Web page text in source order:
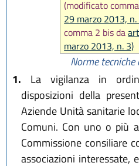
(modificato
29 marzo 2013, n.
comma 2 bis da
marzo 2013, n. 3)
Norme
1. La vigilanza in
disposizioni della
Aziende Unità sanitarie
Comuni. Con uno o più
Commissione consiliare
associazioni interessate,